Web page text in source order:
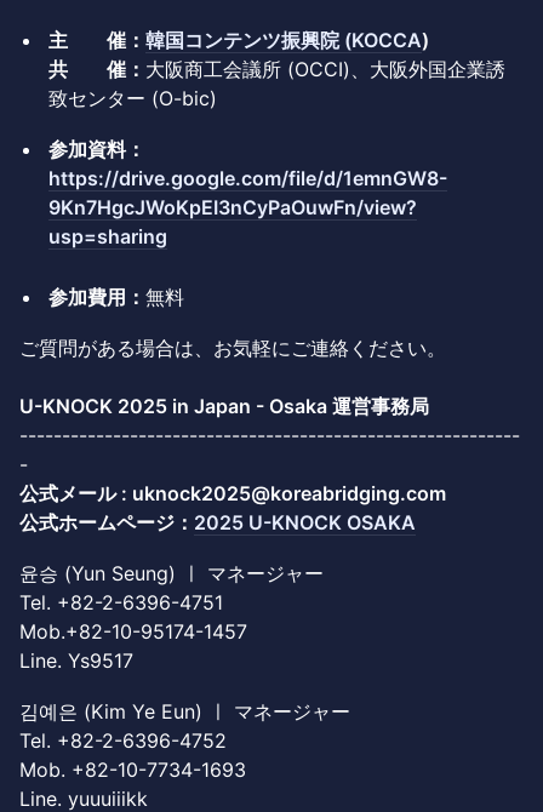
主 催： 韓国コンテンツ振興院 (KOCCA)
共 催： 大阪商工会議所 (OCCI)、大阪外国企業誘
致センター (O-bic)
参加資料：
https://drive.google.com/file/d/1emnGW8-
9Kn7HgcJWoKpEI3nCyPaOuwFn/view?
usp=sharing
参加費用： 無料
ご質問がある場合は、お気軽にご連絡ください。
U-KNOCK 2025 in Japan - Osaka 運営事務局
-----------------------------------------------------------
-
公式メール : uknock2025@koreabridging.com
公式ホームページ： 2025 U-KNOCK OSAKA
윤승 (Yun Seung) ㅣ マネージャー
Tel. +82-2-6396-4751
Mob.+82-10-95174-1457
Line. Ys9517
김예은 (Kim Ye Eun) ㅣ マネージャー
Tel. +82-2-6396-4752
Mob. +82-10-7734-1693
Line. yuuuiiikk